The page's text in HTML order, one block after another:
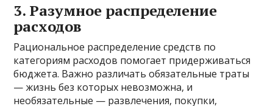
3. Разумное распределение
расходов
Рациональное распределение средств по
категориям расходов помогает придерживаться
бюджета. Важно различать обязательные траты
— жизнь без которых невозможна, и
необязательные — развлечения, покупки,